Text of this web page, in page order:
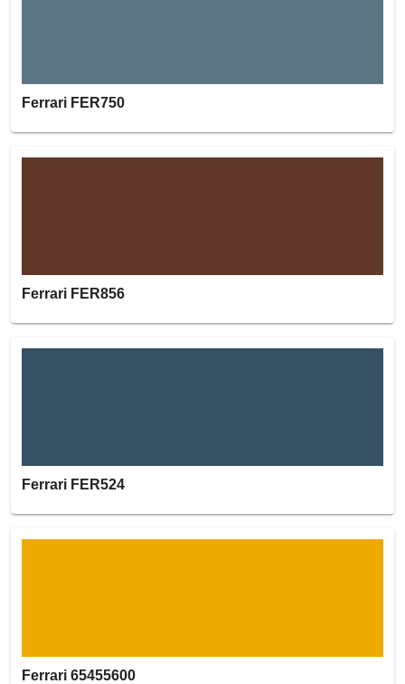
Ferrari FER750
Ferrari FER856
Ferrari FER524
Ferrari 65455600